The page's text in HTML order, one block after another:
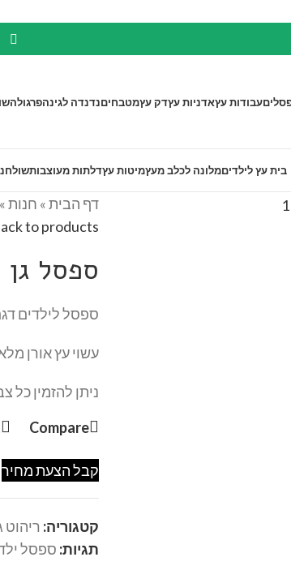
עבודות עץאדניות עץדק עץמטבחיםנדנדה לגינהפרגולה
בית עץ לילדיםמלונה לכלב מעץמיטות עץדלתות מעוצבות
דף הבית» חנות»
to products
ספסל גן
ספסל לילדים
עשוי עץ אורן
ניתן להזמין כל
Compare
קבל הצעת מחיר
קטגוריה: ריהוט
תגיות: ספסל